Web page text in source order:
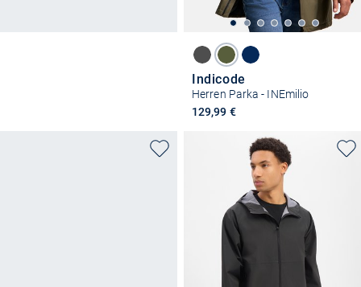
Indicode
Herren Parka - INEmilio
129,99 €